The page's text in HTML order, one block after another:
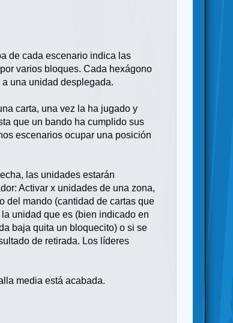
de cada escenario indica las
varios bloques. Cada hexágono
una unidad desplegada.
carta, una vez la ha jugado y
que un bando ha cumplido sus
escenarios ocupar una posición
las unidades estarán
Activar x unidades de una zona,
del mando (cantidad de cartas que
unidad que es (bien indicado en
baja quita un bloquecito) o si se
de retirada. Los líderes
media está acabada.